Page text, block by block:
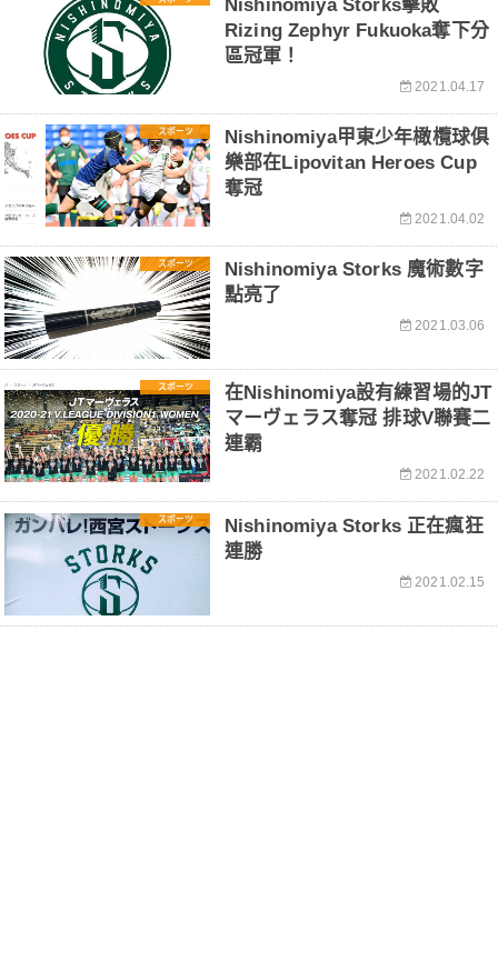
Nishinomiya Storks擊敗
Rizing Zephyr Fukuoka奪下分
區冠軍！
2021.04.17
スポーツ
Nishinomiya甲東少年橄欖球俱
樂部在Lipovitan Heroes Cup
奪冠
2021.04.02
スポーツ
Nishinomiya Storks 魔術數字
點亮了
2021.03.06
スポーツ
在Nishinomiya設有練習場的JT
マーヴェラス奪冠 排球V聯賽二
連霸
2021.02.22
スポーツ
Nishinomiya Storks 正在瘋狂
連勝
2021.02.15